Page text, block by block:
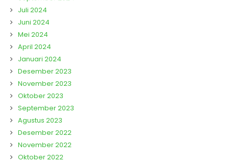
Juli 2024
Juni 2024
Mei 2024
April 2024
Januari 2024
Desember 2023
November 2023
Oktober 2023
September 2023
Agustus 2023
Desember 2022
November 2022
Oktober 2022